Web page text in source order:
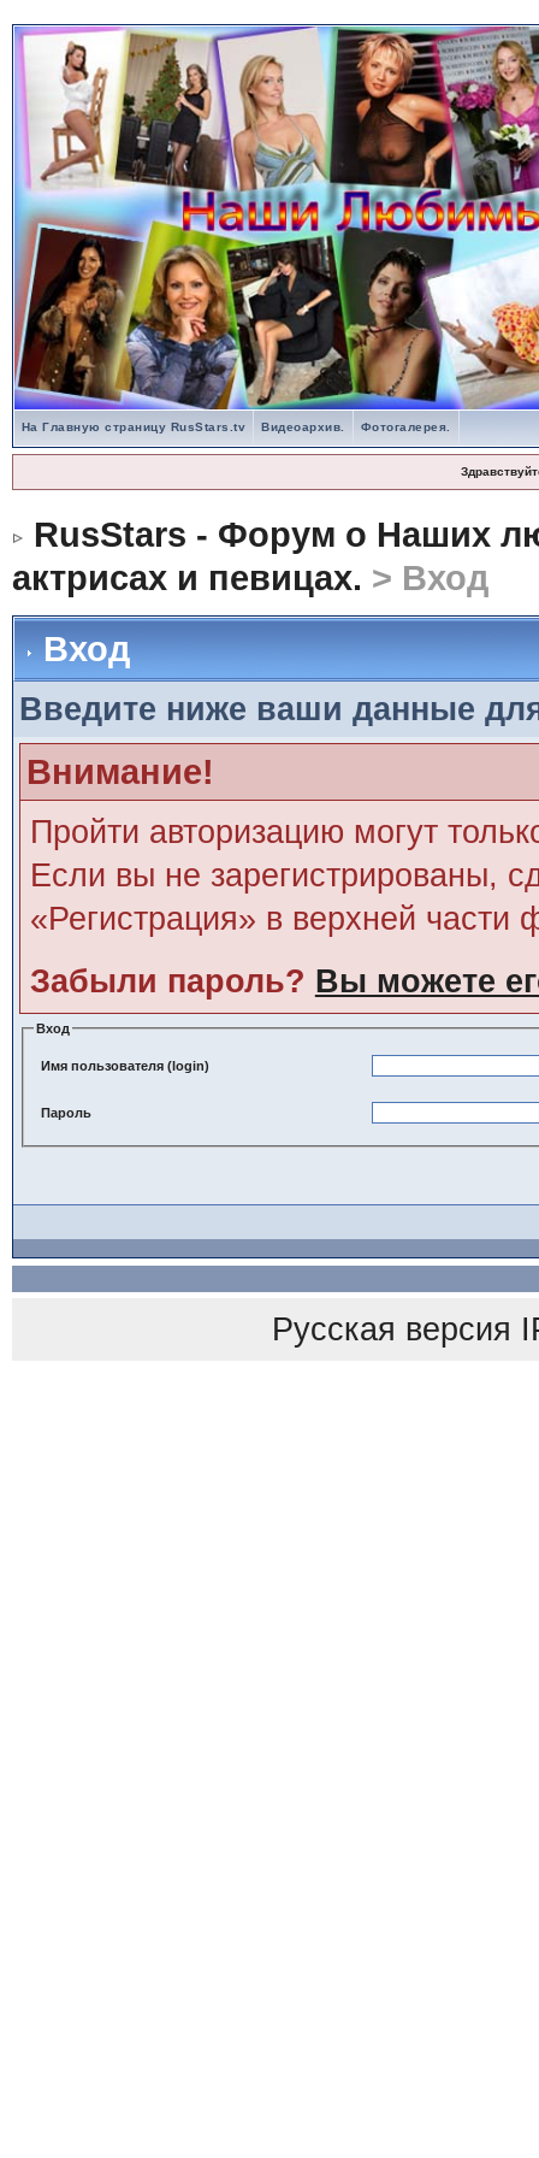
На Главную страницу RusStars.tv Видеоархив. Фотогалерея.
RusStars - Форум о Наших
актрисах и певицах. > Вход
Вход
Введите ниже ваши данные
Внимание!
Пройти авторизацию могут
Если вы не зарегистрированы,
«Регистрация» в верхней части
Забыли пароль? Вы можете
Вход
Имя пользователя (login)
Пароль
Русская версия